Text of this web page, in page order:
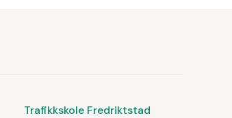
Trafikkskole Fredriktstad